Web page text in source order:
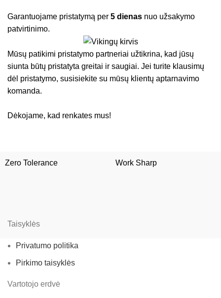
Garantuojame pristatymą per5 dienas nuo užsakymo
patvirtinimo.
Mūsų patikimi pristatymo partneriai užtikrina, kad jūsų
siunta būtų pristatyta greitai ir saugiai. Jei turite klausimų
dėl pristatymo, susisiekite su mūsų klientų aptarnavimo
komanda.
Dėkojame, kad renkates mus!
Zero Tolerance Work Sharp
Taisyklės
Privatumo politika
Pirkimo taisyklės
Vartotojo erdvė